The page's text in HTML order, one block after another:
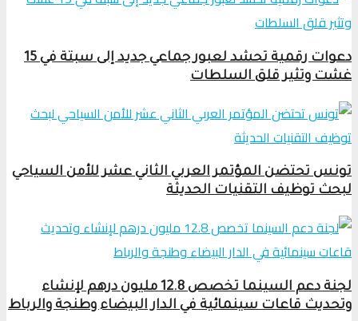
دعوات رقمية تحشد لعبور جماعي جديد إلى سبتة في 15
غشت وتثير قلق السلطات
تونس تحتضن المؤتمر العربي الثاني عشر للأمن السياحي
لبحث توظيف التقنيات الحديثة
لجنة دعم السينما تخصص 12.8 مليون درهم لإنشاء
وتحديث قاعات سينمائية في الدار البيضاء وطنجة والرباط